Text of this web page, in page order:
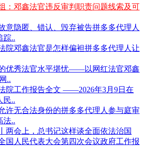
：邓鑫法官违反审判职责问题线索及可
意隐匿、错认、毁弃被告拼多多代理人
踪..
院邓鑫法官是怎样偏袒拼多多代理人让
的优秀法官水平堪忧——以网红法官邓鑫
..
院工作报告全文 ——2026年3月9日在
民..
许无合法身份的拼多多代理人参与庭审
法..
两会上，总书记这样谈全面依法治国
国人民代表大会第四次会议政府工作报